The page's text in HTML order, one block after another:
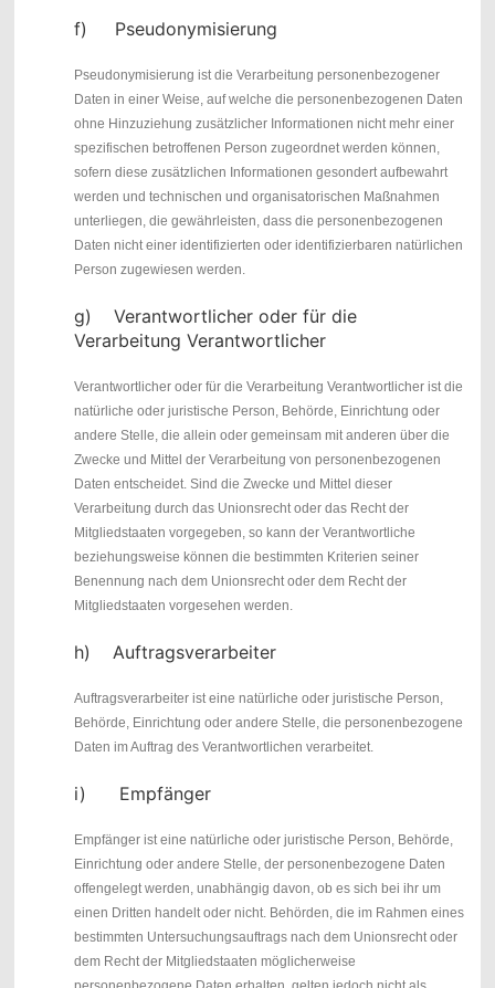
f) Pseudonymisierung
Pseudonymisierung ist die Verarbeitung personenbezogener
Daten in einer Weise, auf welche die personenbezogenen Daten
ohne Hinzuziehung zusätzlicher Informationen nicht mehr einer
spezifischen betroffenen Person zugeordnet werden können,
sofern diese zusätzlichen Informationen gesondert aufbewahrt
werden und technischen und organisatorischen Maßnahmen
unterliegen, die gewährleisten, dass die personenbezogenen
Daten nicht einer identifizierten oder identifizierbaren natürlichen
Person zugewiesen werden.
g) Verantwortlicher oder für die
Verarbeitung Verantwortlicher
Verantwortlicher oder für die Verarbeitung Verantwortlicher ist die
natürliche oder juristische Person, Behörde, Einrichtung oder
andere Stelle, die allein oder gemeinsam mit anderen über die
Zwecke und Mittel der Verarbeitung von personenbezogenen
Daten entscheidet. Sind die Zwecke und Mittel dieser
Verarbeitung durch das Unionsrecht oder das Recht der
Mitgliedstaaten vorgegeben, so kann der Verantwortliche
beziehungsweise können die bestimmten Kriterien seiner
Benennung nach dem Unionsrecht oder dem Recht der
Mitgliedstaaten vorgesehen werden.
h) Auftragsverarbeiter
Auftragsverarbeiter ist eine natürliche oder juristische Person,
Behörde, Einrichtung oder andere Stelle, die personenbezogene
Daten im Auftrag des Verantwortlichen verarbeitet.
i) Empfänger
Empfänger ist eine natürliche oder juristische Person, Behörde,
Einrichtung oder andere Stelle, der personenbezogene Daten
offengelegt werden, unabhängig davon, ob es sich bei ihr um
einen Dritten handelt oder nicht. Behörden, die im Rahmen eines
bestimmten Untersuchungsauftrags nach dem Unionsrecht oder
dem Recht der Mitgliedstaaten möglicherweise